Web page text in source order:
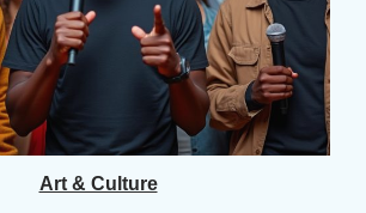
Art & Culture